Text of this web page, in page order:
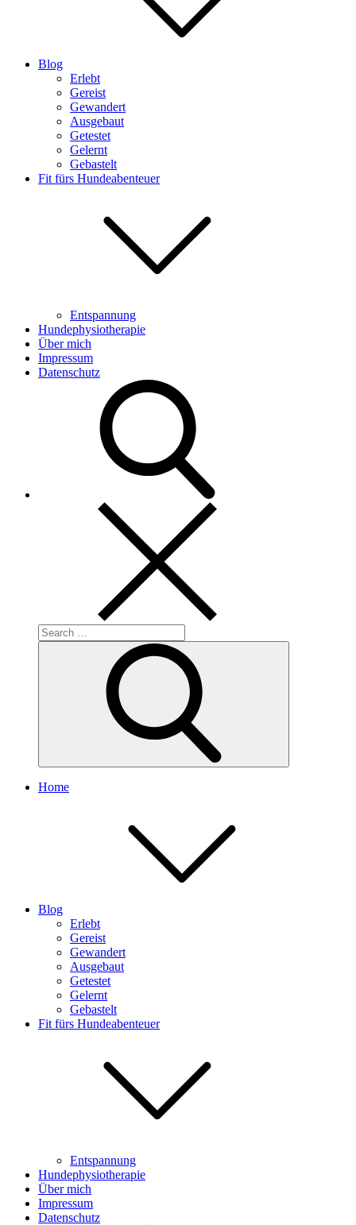
Blog
Erlebt
Gereist
Gewandert
Ausgebaut
Getestet
Gelernt
Gebastelt
Fit fürs Hundeabenteuer
Entspannung
Hundephysiotherapie
Über mich
Impressum
Datenschutz
Search
for:
Home
Blog
Erlebt
Gereist
Gewandert
Ausgebaut
Getestet
Gelernt
Gebastelt
Fit fürs Hundeabenteuer
Entspannung
Hundephysiotherapie
Über mich
Impressum
Datenschutz